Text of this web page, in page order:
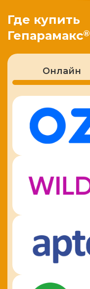
Где купить
Гепарамакс®
Онлайн